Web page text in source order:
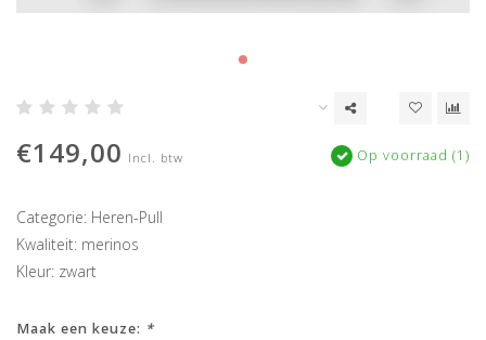
€149,00 Incl. btw Op voorraad (1)
Categorie: Heren-Pull
Kwaliteit: merinos
Kleur: zwart
Maak een keuze: *